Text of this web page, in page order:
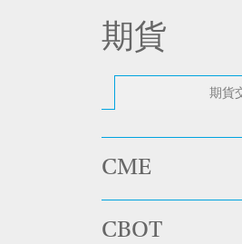
期貨
期貨
CME
CBOT